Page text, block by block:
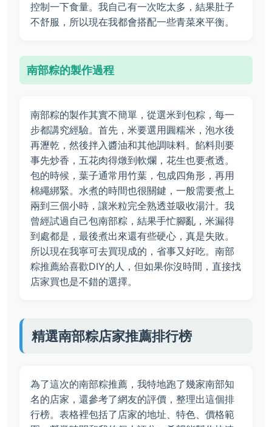
控制一下食量。我自己有一次吃太多，結果肚子
不舒服，所以現在我都會搭配一些青菜來平衡。
南部粽的製作過程
南部粽的製作其實不簡單，從選米到包粽，每一
步都講究經驗。首先，米要選用圓糯米，泡水後
再瀝乾，然後拌入醬油和其他調味料。餡料則要
事先炒香，五花肉得燉到軟爛，花生也要煮透。
包的時候，葉子通常用竹葉，包成四角形，再用
棉繩綁緊。水煮的時間也很關鍵，一般需要煮上
兩到三個小時，讓米粒完全熟透並吸收湯汁。我
曾經試過自己包南部粽，結果手忙腳亂，米漏得
到處都是，最後煮出來還有些硬心，真是失敗。
所以現在我寧可去買現成的，省事又好吃。南部
粽推薦給喜歡DIY的人，但如果你沒時間，直接找
店家買也是不錯的選擇。
精選南部粽店家推薦排行榜
為了這次的南部粽推薦，我特地跑了幾家南部知
名的店家，還參考了網友的評價，整理出這個排
行榜。表格裡包括了店家的地址、特色、價格範